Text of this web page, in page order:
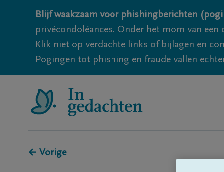
Blijf waakzaam voor phishingberichten
privécondoléances. Onder het mom van
Klik niet op verdachte links of bijlagen en
Pogingen tot phishing en fraude vallen
← Vorige